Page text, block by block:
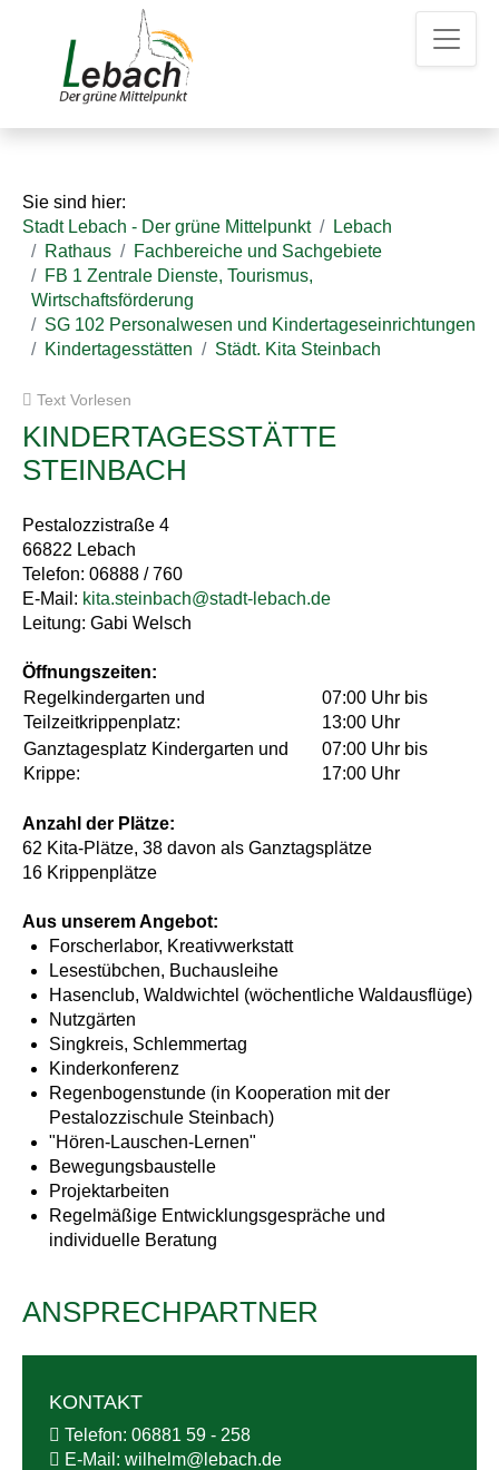
u
h
K
Sie sind hier:
Stadt Lebach - Der grüne Mittelpunkt
Lebach
Rathaus
Fachbereiche und Sachgebiete
FB 1 Zentrale Dienste, Tourismus,
Wirtschaftsförderung
SG 102 Personalwesen und Kindertageseinrichtungen
Kindertagesstätten
Städt. Kita Steinbach
Text Vorlesen
KINDERTAGESSTÄTTE
STEINBACH
Pestalozzistraße 4
66822 Lebach
Telefon: 06888 / 760
E-Mail: kita.steinbach@stadt-lebach.de
Leitung: Gabi Welsch
Öffnungszeiten:
Regelkindergarten und
Teilzeitkrippenplatz:
07:00 Uhr bis
13:00 Uhr
Ganztagesplatz Kindergarten und
Krippe:
07:00 Uhr bis
17:00 Uhr
Anzahl der Plätze:
62 Kita-Plätze, 38 davon als Ganztagsplätze
16 Krippenplätze
Aus unserem Angebot:
Forscherlabor, Kreativwerkstatt
Lesestübchen, Buchausleihe
Hasenclub, Waldwichtel (wöchentliche Waldausflüge)
Nutzgärten
Singkreis, Schlemmertag
Kinderkonferenz
Regenbogenstunde (in Kooperation mit der
Pestalozzischule Steinbach)
"Hören-Lauschen-Lernen"
Bewegungsbaustelle
Projektarbeiten
Regelmäßige Entwicklungsgespräche und
individuelle Beratung
ANSPRECHPARTNER
KONTAKT
Telefon: 06881 59 - 258
E-Mail: wilhelm@ lebach.de